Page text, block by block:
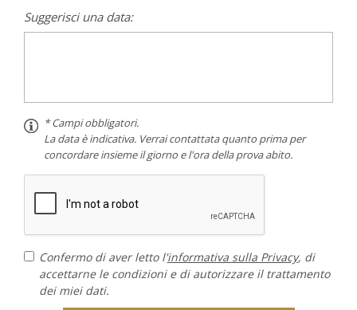
Suggerisci una data:
* Campi obbligatori.
La data è indicativa. Verrai contattata quanto prima per
concordare insieme il giorno e l'ora della prova abito.
Confermo di aver letto l'informativa sulla Privacy, di
accettarne le condizioni e di autorizzare il trattamento
dei miei dati.